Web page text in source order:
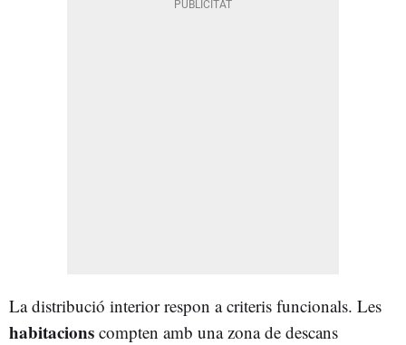
La distribució interior respon a criteris funcionals. Les
habitacions compten amb una zona de descans